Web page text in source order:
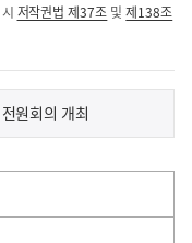
저작권법 제37조 및제138조
원회의 개최